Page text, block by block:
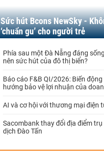
Sức hút Bcons NewSky -
‘chuẩn gu’ cho người trẻ
Phía sau một Đà Nẵng đáng
nên sức hút của đô thị biển?
Báo cáo F&B QI/2026: Biến động
hướng bảo vệ lợi nhuận của
AI và cơ hội với thương mại điện
Sacombank thay đổi địa điểm
dịch Đào Tấn